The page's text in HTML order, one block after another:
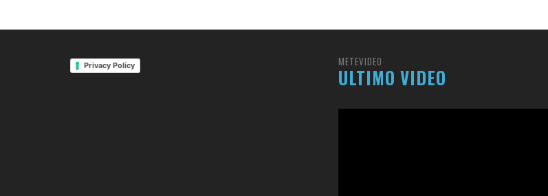
Privacy Policy METEVIDEO
ULTIMO VIDEO